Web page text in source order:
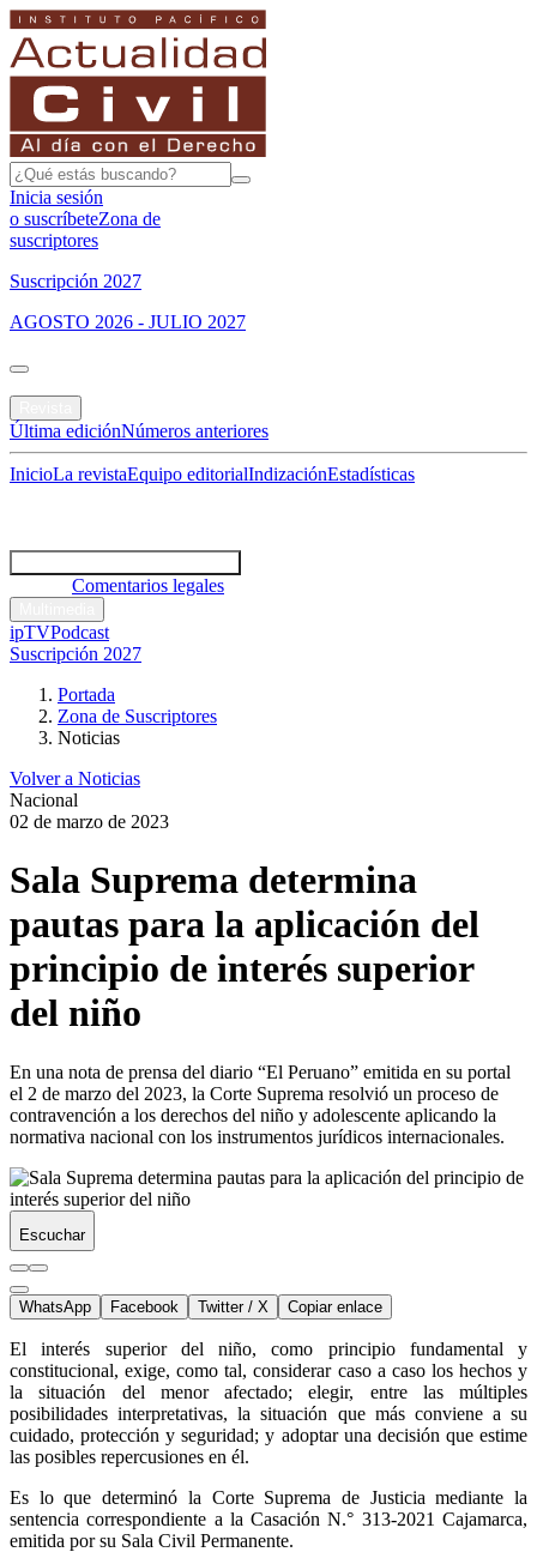
Inicia sesión
o suscríbeteZona de
suscriptores
Suscripción 2027
AGOSTO 2026 - JULIO 2027
Última ediciónNúmeros anteriores
InicioLa revistaEquipo editorialIndizaciónEstadísticas
Comentarios legales
ipTVPodcast
Suscripción 2027
Portada
Zona de Suscriptores
Noticias
Volver a Noticias
Nacional
02 de marzo de 2023
Sala Suprema determina
pautas para la aplicación del
principio de interés superior
del niño
En una nota de prensa del diario “El Peruano” emitida en su portal
el 2 de marzo del 2023, la Corte Suprema resolvió un proceso de
contravención a los derechos del niño y adolescente aplicando la
normativa nacional con los instrumentos jurídicos internacionales.
Escuchar
WhatsApp Facebook Twitter / X Copiar enlace
El interés superior del niño, como principio fundamental y
constitucional, exige, como tal, considerar caso a caso los hechos y
la situación del menor afectado; elegir, entre las múltiples
posibilidades interpretativas, la situación que más conviene a su
cuidado, protección y seguridad; y adoptar una decisión que estime
las posibles repercusiones en él.
Es lo que determinó la Corte Suprema de Justicia mediante la
sentencia correspondiente a la Casación N.° 313-2021 Cajamarca,
emitida por su Sala Civil Permanente.